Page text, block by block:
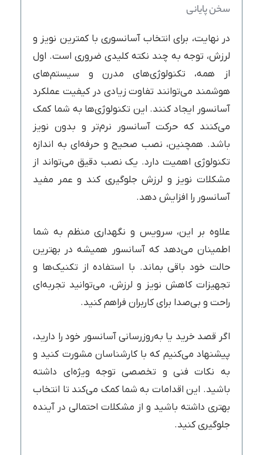
سخن پایانی
در نهایت، برای انتخاب آسانسوری با کمترین نویز و
لرزش، توجه به چند نکته کلیدی ضروری است. اول
از همه، تکنولوژی‌های مدرن و سیستم‌های
هوشمند می‌توانند تفاوت زیادی در کیفیت عملکرد
آسانسور ایجاد کنند. این تکنولوژی‌ها به شما کمک
می‌کنند که حرکت آسانسور نرم‌تر و بدون نویز
باشد. همچنین، نصب صحیح و حرفه‌ای به اندازه
تکنولوژی اهمیت دارد. یک نصب دقیق می‌تواند از
مشکلات نویز و لرزش جلوگیری کند و عمر مفید
آسانسور را افزایش دهد.
علاوه بر این، سرویس و نگهداری منظم به شما
اطمینان می‌دهد که آسانسور همیشه در بهترین
حالت خود باقی بماند. با استفاده از تکنیک‌ها و
تجهیزات کاهش نویز و لرزش، می‌توانید تجربه‌ای
راحت و بی‌صدا برای کاربران فراهم کنید.
اگر قصد خرید یا به‌روزرسانی آسانسور خود را دارید،
پیشنهاد می‌کنیم که با کارشناسان مشورت کنید و
به نکات فنی و تخصصی توجه ویژه‌ای داشته
باشید. این اقدامات به شما کمک می‌کند تا انتخاب
بهتری داشته باشید و از مشکلات احتمالی در آینده
جلوگیری کنید.